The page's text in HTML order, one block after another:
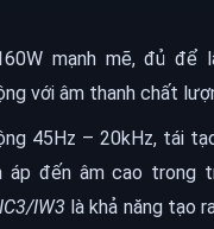
mạnh mẽ, đủ để
với âm thanh chất
45Hz – 20kHz, tái
áp đến âm cao trong
IW3 là khả năng tạo